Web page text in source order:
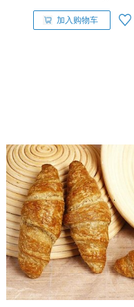
加入购物车